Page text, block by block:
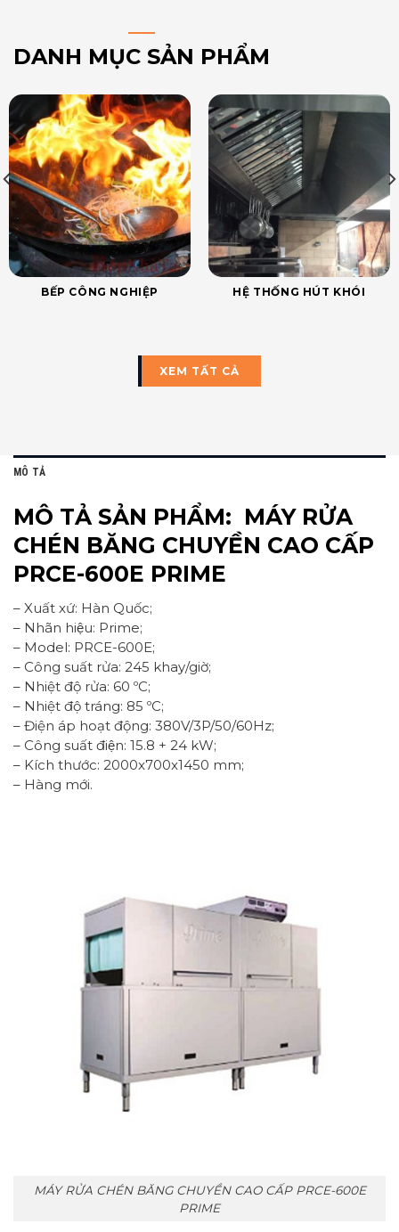
DANH MỤC SẢN PHẨM
BẾP CÔNG NGHIỆP HỆ THỐNG HÚT KHÓI
XEM TẤT CẢ
MÔ TẢ
MÔ TẢ SẢN PHẨM: MÁY RỬA
CHÉN BĂNG CHUYỀN CAO CẤP
PRCE-600E PRIME
– Xuất xứ: Hàn Quốc;
– Nhãn hiệu: Prime;
– Model: PRCE-600E;
– Công suất rửa: 245 khay/giờ;
– Nhiệt độ rửa: 60 ºC;
– Nhiệt độ tráng: 85 ºC;
– Điện áp hoạt động: 380V/3P/50/60Hz;
– Công suất điện: 15.8 + 24 kW;
– Kích thước: 2000x700x1450 mm;
– Hàng mới.
MÁY RỬA CHÉN BĂNG CHUYỀN CAO CẤP PRCE-600E
PRIME